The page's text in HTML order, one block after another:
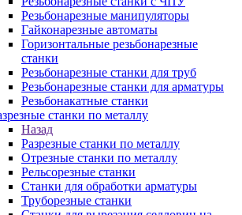
Резьбонарезные манипуляторы
Гайконарезные автоматы
Горизонтальные резьбонарезные
станки
Резьбонарезные станки для труб
Резьбонарезные станки для арматуры
Резьбонакатные станки
станки по металлу
Назад
Разрезные станки по металлу
Отрезные станки по металлу
Рельсорезные станки
Станки для обработки арматуры
Труборезные станки